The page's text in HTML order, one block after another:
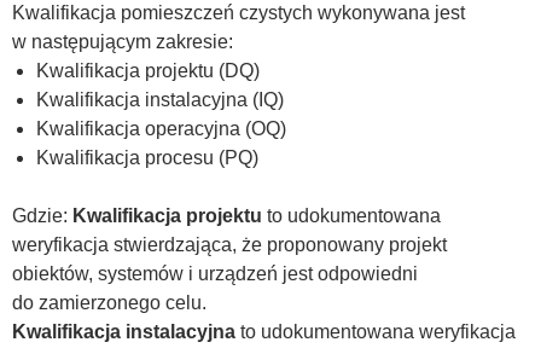
Kwalifikacja pomieszczeń czystych wykonywana jest
w następującym zakresie:
Kwalifikacja projektu (DQ)
Kwalifikacja instalacyjna (IQ)
Kwalifikacja operacyjna (OQ)
Kwalifikacja procesu (PQ)
Gdzie: Kwalifikacja projektu to udokumentowana
weryfikacja stwierdzająca, że proponowany projekt
obiektów, systemów i urządzeń jest odpowiedni
do zamierzonego celu.
Kwalifikacja instalacyjna to udokumentowana weryfikacja